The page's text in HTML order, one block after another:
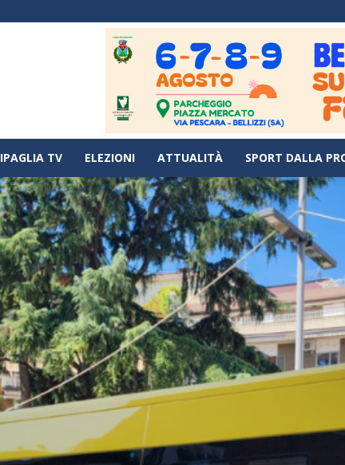
TV ELEZIONI ATTUALITÀ SPORT DALLA